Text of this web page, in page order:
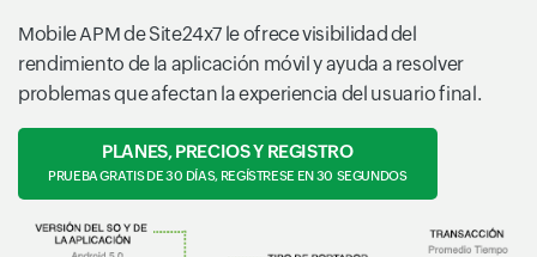
Mobile APM de Site24x7 le ofrece visibilidad del
rendimiento de la aplicación móvil y ayuda a resolver
problemas que afectan la experiencia del usuario final.
PLANES, PRECIOS Y REGISTRO
PRUEBA GRATIS DE 30 DÍAS, REGÍSTRESE EN 30 SEGUNDOS